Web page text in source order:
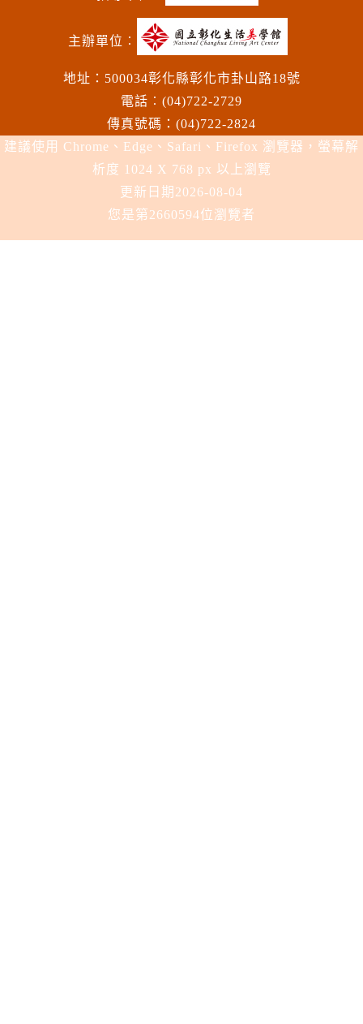
主辦單位︰
地址：500034彰化縣彰化市卦山路18號
電話︰(04)722-2729
傳真號碼：(04)722-2824
建議使用 Chrome、Edge、Safari、Firefox 瀏覽器，螢幕解
析度 1024 X 768 px 以上瀏覽
更新日期 2026-08-04
您是第2660594位瀏覽者